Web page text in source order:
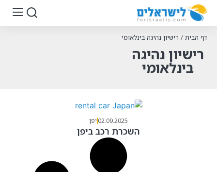
דף הבית / רישיון נהיגה בינלאומי
רישיון נהיגה
בינלאומי
02.09.2025יפן
השכרת רכב ביפן